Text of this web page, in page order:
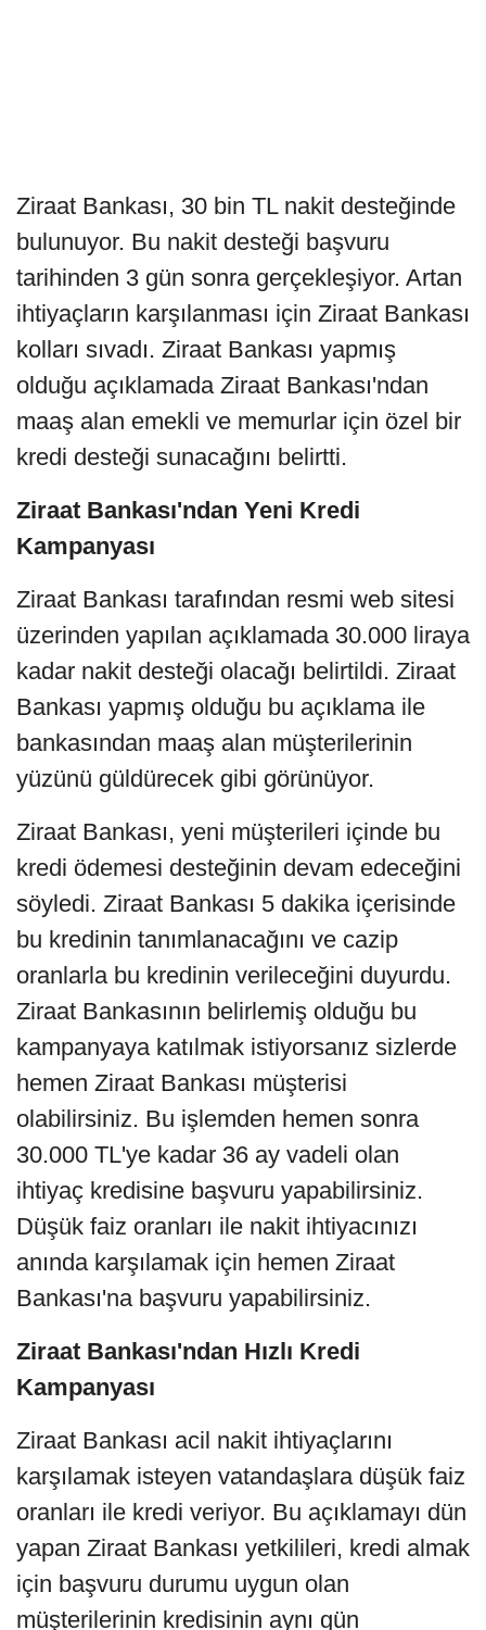
Ziraat Bankası, 30 bin TL nakit desteğinde
bulunuyor. Bu nakit desteği başvuru
tarihinden 3 gün sonra gerçekleşiyor. Artan
ihtiyaçların karşılanması için Ziraat Bankası
kolları sıvadı. Ziraat Bankası yapmış
olduğu açıklamada Ziraat Bankası'ndan
maaş alan emekli ve memurlar için özel bir
kredi desteği sunacağını belirtti.
Ziraat Bankası'ndan Yeni Kredi
Kampanyası
Ziraat Bankası tarafından resmi web sitesi
üzerinden yapılan açıklamada 30.000 liraya
kadar nakit desteği olacağı belirtildi. Ziraat
Bankası yapmış olduğu bu açıklama ile
bankasından maaş alan müşterilerinin
yüzünü güldürecek gibi görünüyor.
Ziraat Bankası, yeni müşterileri içinde bu
kredi ödemesi desteğinin devam edeceğini
söyledi. Ziraat Bankası 5 dakika içerisinde
bu kredinin tanımlanacağını ve cazip
oranlarla bu kredinin verileceğini duyurdu.
Ziraat Bankasının belirlemiş olduğu bu
kampanyaya katılmak istiyorsanız sizlerde
hemen Ziraat Bankası müşterisi
olabilirsiniz. Bu işlemden hemen sonra
30.000 TL'ye kadar 36 ay vadeli olan
ihtiyaç kredisine başvuru yapabilirsiniz.
Düşük faiz oranları ile nakit ihtiyacınızı
anında karşılamak için hemen Ziraat
Bankası'na başvuru yapabilirsiniz.
Ziraat Bankası'ndan Hızlı Kredi
Kampanyası
Ziraat Bankası acil nakit ihtiyaçlarını
karşılamak isteyen vatandaşlara düşük faiz
oranları ile kredi veriyor. Bu açıklamayı dün
yapan Ziraat Bankası yetkilileri, kredi almak
için başvuru durumu uygun olan
müşterilerinin kredisinin aynı gün